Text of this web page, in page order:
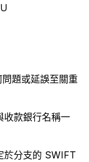
題或延誤至關重
收款銀行名稱一
於分支的 SWIFT